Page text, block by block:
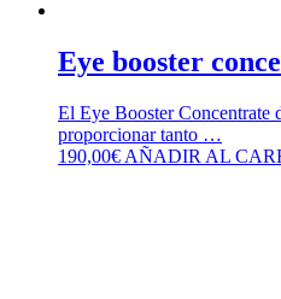
Eye booster
El Eye Booster Concentrate
proporcionar tanto …
190,00€ AÑADIR AL